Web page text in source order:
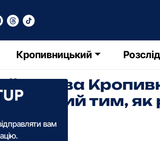
Кропивницький
вам
голова
тим,